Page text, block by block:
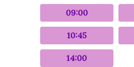
09:00
10:45
14:00